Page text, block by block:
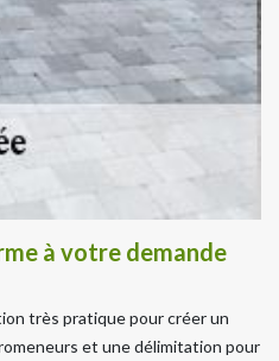
à votre demande
très pratique pour créer un
et une délimitation pour